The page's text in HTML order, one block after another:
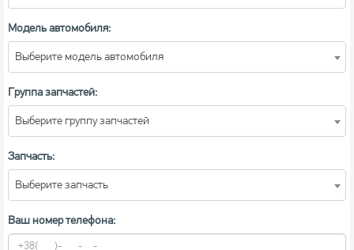
Модель автомобиля:
Выберите модель автомобиля
Группа запчастей:
Выберите группу запчастей
Запчасть:
Выберите запчасть
Ваш номер телефона: